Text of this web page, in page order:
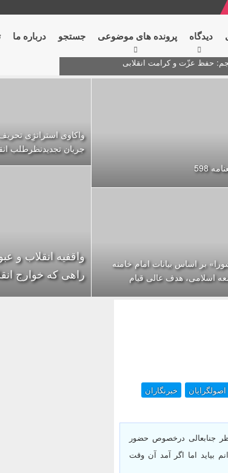
دیدگاه‌ پرونده های موضوعی جستجو درباره ما
598
بر اساس بیانات امام خامنه
اسلامی، هدف عالی قیام
واکاوی استراتژِی
جریان تجدیدنظرطلب
واقفیه‌ انقلاب و
راهی که خوارج
خبرنگاران
جنابعالی درخصوص حضور
اما اگر آمد آن وقت